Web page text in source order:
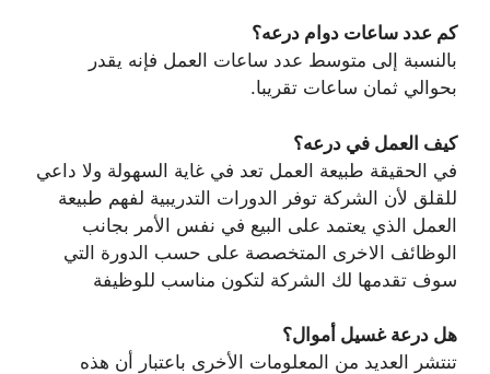
كم عدد ساعات دوام درعه؟
بالنسبة إلى متوسط عدد ساعات العمل فإنه يقدر
بحوالي ثمان ساعات تقريبا.
كيف العمل في درعه؟
في الحقيقة طبيعة العمل تعد في غاية السهولة ولا داعي
للقلق لأن الشركة توفر الدورات التدريبية لفهم طبيعة
العمل الذي يعتمد على البيع في نفس الأمر بجانب
الوظائف الاخرى المتخصصة على حسب الدورة التي
سوف تقدمها لك الشركة لتكون مناسب للوظيفة
هل درعة غسيل أموال؟
تنتشر العديد من المعلومات الأخرى باعتبار أن هذه